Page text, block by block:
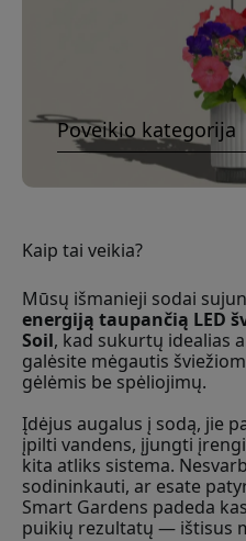
Poveikio kategorija
Kaip tai veikia?
Mūsų išmanieji sodai
energiją taupančią LED
Soil, kad sukurtų idealias
galėsite mėgautis
gėlėmis be spėliojimų.
Įdėjus augalus į sodą, jie
įpilti vandens, įjungti
kita atliks sistema.
sodininkauti, ar esate
Smart Gardens padeda
puikių rezultatų — ištisus